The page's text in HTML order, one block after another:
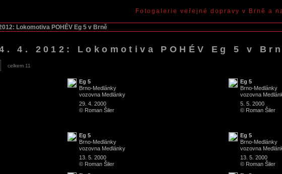
Lokomotiva POHÉV Eg 5 v Brně
4. 2012: Lokomotiva POHÉV Eg 5 v
celkem 11
Eg 5
Brno-Medlánky
vozovna Medlánky
29. 4. 2000
© Roman Šiler
Eg 5
Brno-Medlánky
vozovna
5. 5. 2000
© Roman Šiler
Eg 5
Brno-Medlánky
vozovna Medlánky
13. 5. 2000
© Roman Šiler
Eg 5
Brno-Medlánky
vozovna
13. 5. 2000
© Roman Šiler
Fotogalerie veřejné dopravy v Brně a